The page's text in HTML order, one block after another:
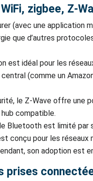
zigbee, Z-
(avec une
que d’autres
est idéal pour les
(comme un
le Z-Wave offre
compatible.
Bluetooth est limité par
conçu pour les
son adoption est
prises